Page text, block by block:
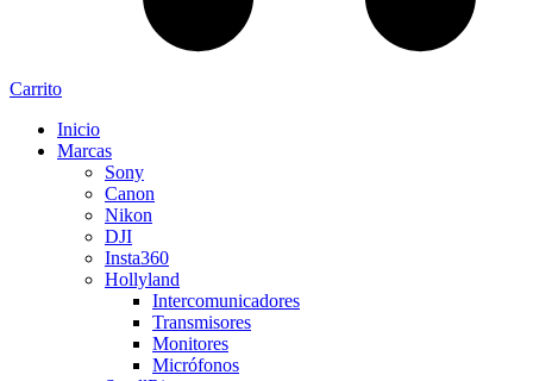
Carrito
Inicio
Marcas
Sony
Canon
Nikon
DJI
Insta360
Hollyland
Intercomunicadores
Transmisores
Monitores
Micrófonos